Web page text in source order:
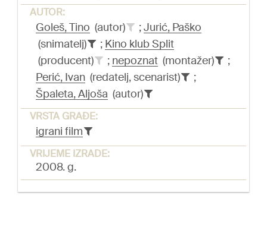
AUTOR:
Goleš, Tino (autor) ;Jurić, Paško
(snimatelj)
; Kino klub Split
(producent)
; nepoznat (montažer)
;
Perić, Ivan (redatelj, scenarist)
;
Špaleta, Aljoša (autor)
VRSTA GRAĐE:
igrani film
VRIJEME IZRADE:
2008. g.